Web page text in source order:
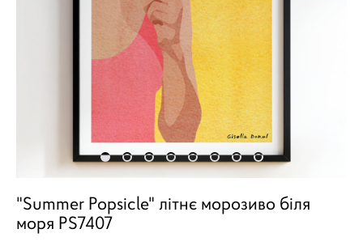
"Summer Popsicle" літнє морозиво біля
моря PS7407